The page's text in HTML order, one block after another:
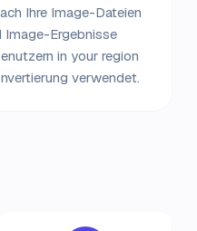
Ihre Image-Dateien
Image-Ergebnisse
in your region
verwendet.